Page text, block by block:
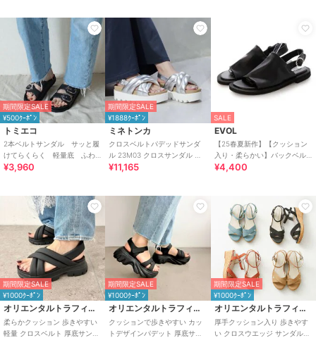
期間限定SALE
¥500ｸｰﾎﾟﾝ
トミエコ
2本ベルトサンダル サッと履
けてらくらく 軽量底 ふわ
ふわもちもちクッション
¥3,960
期間限定SALE
¥1888ｸｰﾎﾟﾝ
ミネトンカ
クロスベルトパデッドサンダ
ル 23M03 クロスサンダル パ
フィーサンダル 厚底
¥11,165
SALE
EVOL
【25春夏新作】【クッション
入り・柔らかい】バックベル
トフラットサンダル IY5640
¥4,400
期間限定SALE
¥1000ｸｰﾎﾟﾝ
オリエンタルトラフィック
柔らかクッション 歩きやすい
軽量 クロスベルト 厚底サンダ
期間限定SALE
¥1000ｸｰﾎﾟﾝ
オリエンタルトラフィック
クッションで歩きやすい カッ
トデザインパデット 厚底サン
期間限定SALE
¥1000ｸｰﾎﾟﾝ
オリエンタルトラフィック
厚手クッション入り 歩きやす
い クロスウエッジ サンダル